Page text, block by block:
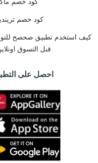
كود خصم
كيف استخدم تطبيق صحصح
قبل التسوق
احصل على